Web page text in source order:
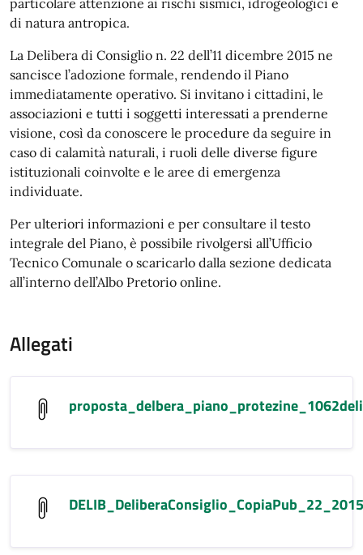
particolare attenzione ai rischi sismici, idrogeologici e
di natura antropica.
La Delibera di Consiglio n. 22 dell’11 dicembre 2015 ne
sancisce l’adozione formale, rendendo il Piano
immediatamente operativo. Si invitano i cittadini, le
associazioni e tutti i soggetti interessati a prenderne
visione, così da conoscere le procedure da seguire in
caso di calamità naturali, i ruoli delle diverse figure
istituzionali coinvolte e le aree di emergenza
individuate.
Per ulteriori informazioni e per consultare il testo
integrale del Piano, è possibile rivolgersi all’Ufficio
Tecnico Comunale o scaricarlo dalla sezione dedicata
all’interno dell’Albo Pretorio online.
Allegati